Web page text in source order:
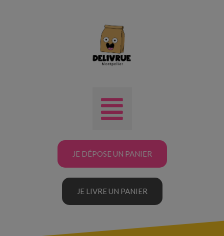
JE DÉPOSE UN PANIER
JE LIVRE UN PANIER